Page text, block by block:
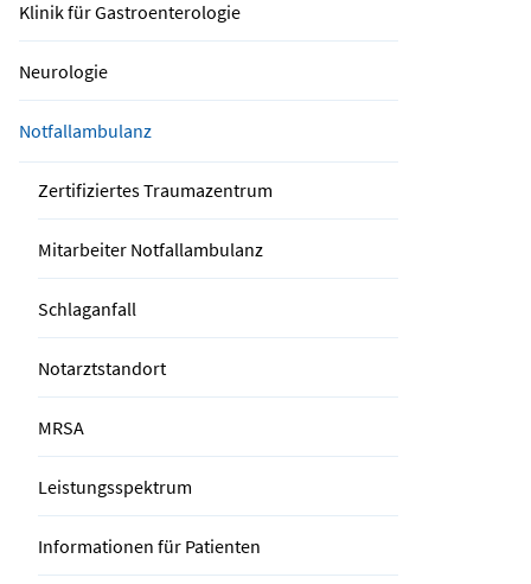
Klinik für Gastroenterologie
Neurologie
Notfallambulanz
Zertifiziertes Traumazentrum
Mitarbeiter Notfallambulanz
Schlaganfall
Notarztstandort
MRSA
Leistungsspektrum
Informationen für Patienten